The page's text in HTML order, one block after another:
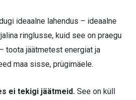
ideaalne lahendus – ideaalne
ringlusse, kuid see on praegu
toota jäätmetest energiat ja
maa sisse, prügimäele.
ei tekigi jäätmeid. See on küll